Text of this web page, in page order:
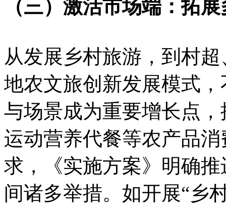
（三）激活市场端：拓
从发展乡村旅游，到村
地农文旅创新发展模式
与场景成为重要增长点
运动营养代餐等农产品
求，《实施方案》明确
间诸多举措。如开展“乡